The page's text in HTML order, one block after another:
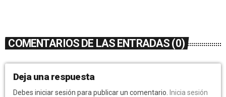
COMENTARIOS DE LAS ENTRADAS (0)
Deja una respuesta
Debes iniciar sesión para publicar un comentario.
Inicia sesión